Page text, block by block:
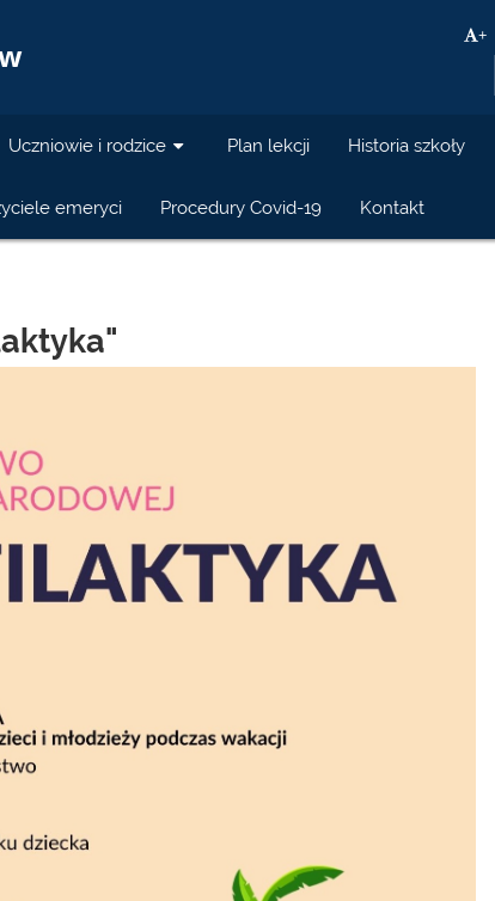
+
Uczniowie i rodzice Plan lekcji Historia szkoły
emeryci Procedury Covid-19 Kontakt